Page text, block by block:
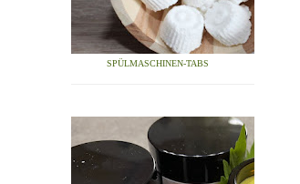
SPÜLMASCHINEN-TABS